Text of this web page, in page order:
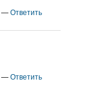
— Ответить
— Ответить